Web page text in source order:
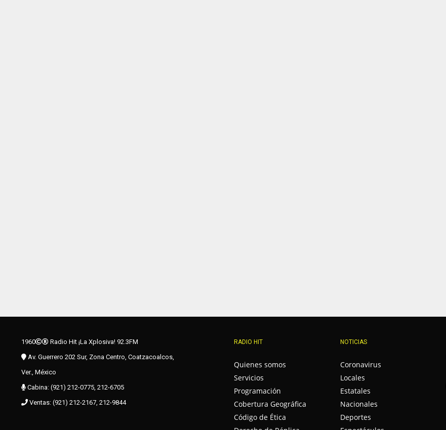
1960
Radio Hit ¡La Xplosiva! 92.3FM
Av. Guerrero 202 Sur, Zona Centro, Coatzacoalcos,
Ver., México
Cabina: (921) 212-0775, 212-6705
Ventas: (921) 212-2167, 212-9844
RADIO HIT
Quienes somos
Servicios
Programación
Cobertura Geográfica
Código de Ética
NOTICIAS
Coronavirus
Locales
Estatales
Nacionales
Deportes